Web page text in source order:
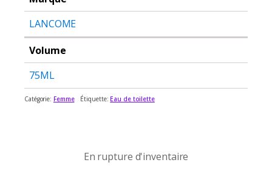
LANCOME
Volume
75ML
Catégorie: Femme Étiquette: Eau de toilette
En rupture d'inventaire